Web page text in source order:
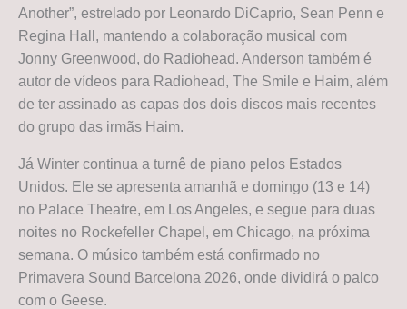
Another”, estrelado por Leonardo DiCaprio, Sean Penn e
Regina Hall, mantendo a colaboração musical com
Jonny Greenwood, do Radiohead. Anderson também é
autor de vídeos para Radiohead, The Smile e Haim, além
de ter assinado as capas dos dois discos mais recentes
do grupo das irmãs Haim.
Já Winter continua a turnê de piano pelos Estados
Unidos. Ele se apresenta amanhã e domingo (13 e 14)
no Palace Theatre, em Los Angeles, e segue para duas
noites no Rockefeller Chapel, em Chicago, na próxima
semana. O músico também está confirmado no
Primavera Sound Barcelona 2026, onde dividirá o palco
com o Geese.